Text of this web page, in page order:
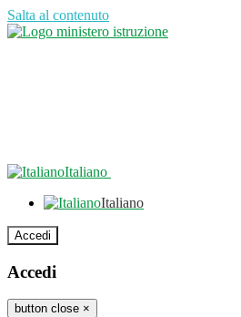
Salta al contenuto
Italiano
Italiano
Accedi
Accedi
button close ×